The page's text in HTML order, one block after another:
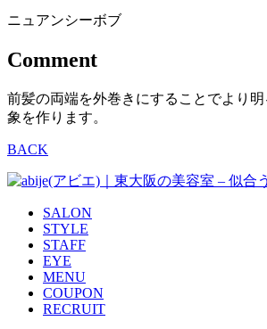
ニュアンシーボブ
Comment
前髪の両端を外巻きにすることでより
象を作ります。
BACK
SALON
STYLE
STAFF
EYE
MENU
COUPON
RECRUIT